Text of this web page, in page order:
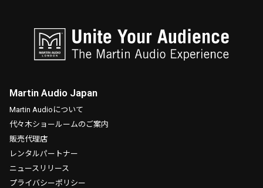
Martin Audio Japan
Martin Audioについて
代々木ショールームのご案内
販売代理店
レンタルパートナー
ニュースリリース
プライバシーポリシー